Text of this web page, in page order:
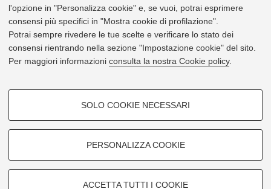
l'opzione in "Personalizza cookie" e, se vuoi, potrai esprimere
consensi più specifici in "Mostra cookie di profilazione".
Potrai sempre rivedere le tue scelte e verificare lo stato dei
consensi rientrando nella sezione "Impostazione cookie" del sito.
Per maggiori informazioni consulta la nostra Cookie policy.
COOKIE DI PROFILAZIONE -
Si tratta di cookie utilizzati per analizzare le caratteristiche della
navigazione degli utenti, creare profili in base al loro comportamento sul
Mostra cookie di profilazione
SOLO COOKIE NECESSARI
PERSONALIZZA COOKIE
ACCETTA TUTTI I COOKIE
Dottorando
Dipartimento di Chimica Industriale "Toso Montanari"
Via Piero Gobetti 85 Bologna [
Vai alla mappa
antonio.bosio2@unibo.it
web
https://www.unibo.it/sitoweb/antonio.bosio2
vcard
167562
Botta, Ilario
Tutor didattico
972
Dipartimento di Chimica Industriale "Toso Montanari"
Via Piero Gobetti 85 Bologna [Vai alla mappa]
ilario.botta2@unibo.it
vcard
« Indietro
1 2 3 4